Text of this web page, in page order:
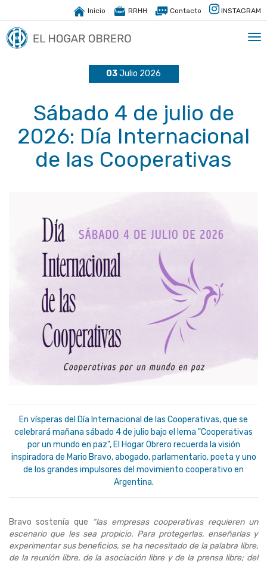
Inicio RRHH Contacto INSTAGRAM
03Julio 2026
Sábado 4 de julio de
2026: Día Internacional
de las Cooperativas
En vísperas del Día Internacional de las Cooperativas, que se
celebrará mañana sábado 4 de julio bajo el lema "Cooperativas
por un mundo en paz", El Hogar Obrero recuerda la visión
inspiradora de Mario Bravo, abogado, parlamentario, poeta y uno
de los grandes impulsores del movimiento cooperativo en
Argentina.
Bravo sostenía que “las empresas cooperativas requieren un
escenario que les sea propicio. Para protegerlas, enseñarlas y
experimentar sus beneficios, se ha necesitado de la palabra libre,
de la reunión libre, de la asociación libre y de la prensa libre; del